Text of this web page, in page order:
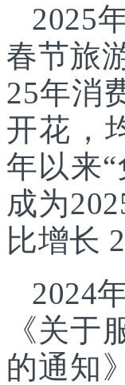
2025
春节旅
25年消
开花，
年以来
成为
比增长
2024
《关
的通知